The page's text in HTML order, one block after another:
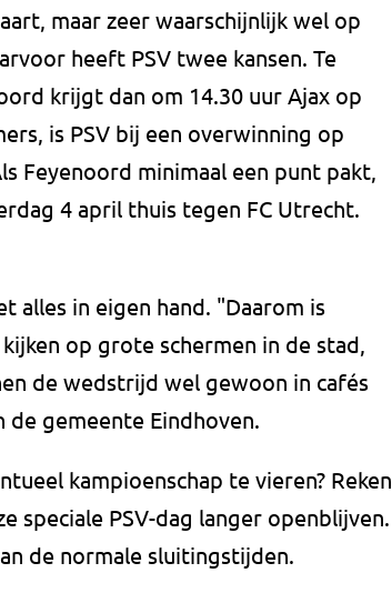
maar zeer waarschijnlijk wel op
heeft PSV twee kansen. Te
krijgt dan om 14.30 uur Ajax op
is PSV bij een overwinning op
Feyenoord minimaal een punt pakt,
4 april thuis tegen FC Utrecht.
alles in eigen hand. "Daarom is
op grote schermen in de stad,
de wedstrijd wel gewoon in cafés
gemeente Eindhoven.
kampioenschap te vieren? Reken
speciale PSV-dag langer openblijven.
de normale sluitingstijden.